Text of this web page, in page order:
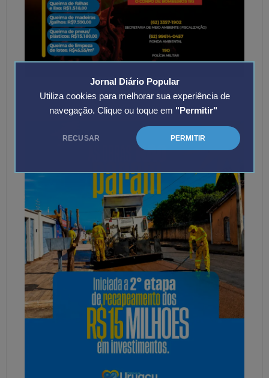
Jornal Diário Popular
Utiliza cookies para melhorar sua experiência de
navegação. Clique ou toque em "Permitir"
RECUSAR PERMITIR